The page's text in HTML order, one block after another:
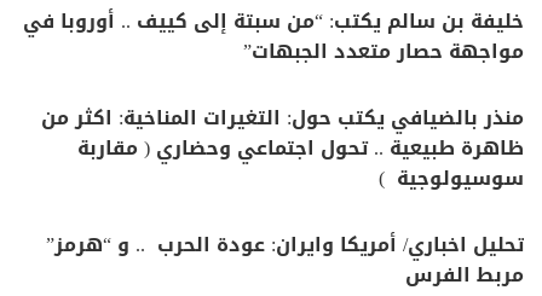
خليفة بن سالم يكتب: “من سبتة إلى كييف .. أوروبا في
مواجهة حصار متعدد الجبهات”
منذر بالضيافي يكتب حول: التغيرات المناخية: اكثر من
ظاهرة طبيعية .. تحول اجتماعي وحضاري ( مقاربة
سوسيولوجية )
تحليل اخباري/ أمريكا وايران: عودة الحرب .. و “هرمز”
مربط الفرس